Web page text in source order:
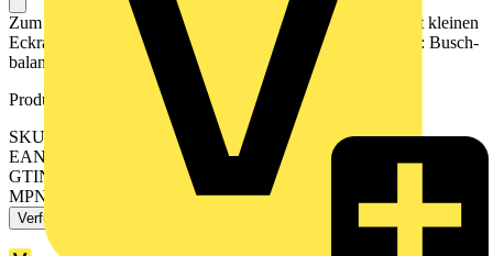
Zum Abdecken von Schaltern, Tastern und Steckdosen. Mit kleinen
Eckradien für geschnittene Kanalabdeckungen. Designlinie: Busch-
balance® SI
Produktkennzeichen
SKU: 2CKA001725A1570
EAN: 4011395360132
GTIN: 4011395360132
MPN: 1723-915
Verfügbar: 3 Händler